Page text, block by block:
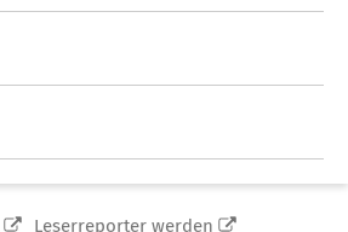
Leserreporter werden